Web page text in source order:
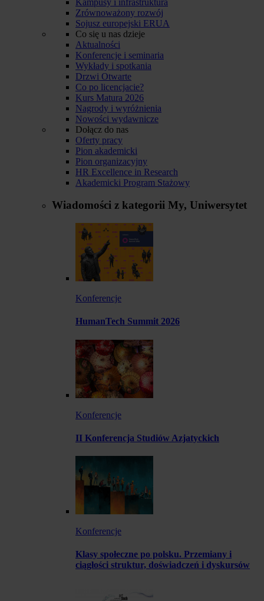
Zrównoważony rozwój
Sojusz europejski ERUA
Co się u nas dzieje
Aktualności
Konferencje i seminaria
Wykłady i spotkania
Drzwi Otwarte
Co po licencjacie?
Kurs Matura 2026
Nagrody i wyróżnienia
Nowości wydawnicze
Dołącz do nas
Oferty pracy
Pion akademicki
Pion organizacyjny
HR Excellence in Research
Akademicki Program Stażowy
Wiadomości z kategorii My, Uniwersytet
Konferencje
HumanTech Summit 2026
Konferencje
II Konferencja Studiów Azjatyckich
Konferencje
Klasy społeczne po polsku. Przemiany i
ciągłości struktur, doświadczeń i dyskursów